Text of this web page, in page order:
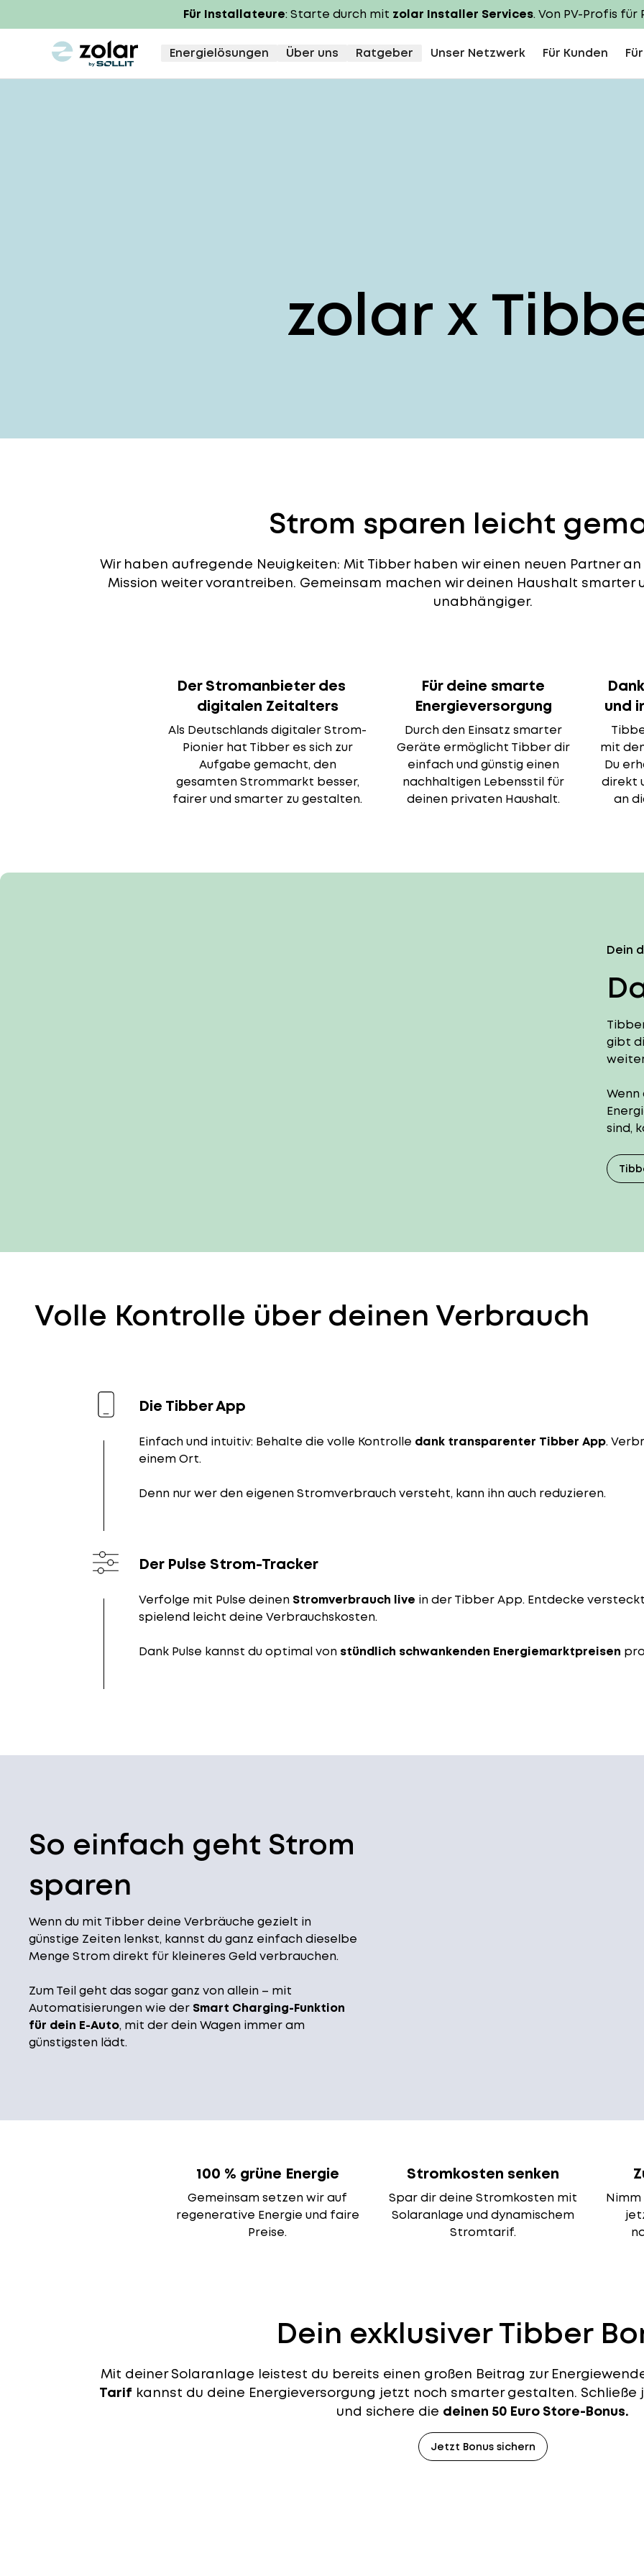
Für Installateure: Starte durch mit zolar Installer Services. Von PV-Profis für
zolar logo Energielösungen Über uns Ratgeber Unser Netzwerk Für Kunden
zolar x
Strom sparen leicht
Wir haben aufregende Neuigkeiten: Mit Tibber haben wir einen neuen Partner
Mission weiter vorantreiben. Gemeinsam machen wir deinen Haushalt smarter
unabhängiger.
Der Stromanbieter des
digitalen Zeitalters
Als Deutschlands digitaler Strom-
Pionier hat Tibber es sich zur
Aufgabe gemacht, den
gesamten Strommarkt besser,
fairer und smarter zu gestalten.
Für deine smarte
Energieversorgung
Durch den Einsatz smarter
Geräte ermöglicht Tibber dir
einfach und günstig einen
nachhaltigen Lebensstil für
deinen privaten Haushalt.
und
mit
Du
direkt
an
Dein
gibt
sind,
Volle Kontrolle über deinen Verbrauch
Die Tibber App
Einfach und intuitiv: Behalte die volle Kontrolle dank transparenter Tibber App.
einem Ort.
Denn nur wer den eigenen Stromverbrauch versteht, kann ihn auch reduzieren.
Der Pulse Strom-Tracker
Verfolge mit Pulse deinen Stromverbrauch live in der Tibber App. Entdecke
spielend leicht deine Verbrauchskosten.
Dank Pulse kannst du optimal von stündlich schwankenden Energiemarktpreisen
So einfach geht Strom
sparen
Wenn du mit Tibber deine Verbräuche gezielt in
günstige Zeiten lenkst, kannst du ganz einfach dieselbe
Menge Strom direkt für kleineres Geld verbrauchen.
Zum Teil geht das sogar ganz von allein – mit
Automatisierungen wie der Smart Charging-Funktion
für dein E-Auto, mit der dein Wagen immer am
günstigsten lädt.
100 % grüne Energie
Gemeinsam setzen wir auf
regenerative Energie und faire
Preise.
Stromkosten senken
Spar dir deine Stromkosten mit
Solaranlage und dynamischem
Stromtarif.
Dein exklusiver Tibber
Mit deiner Solaranlage leistest du bereits einen großen Beitrag zur
Tarif kannst du deine Energieversorgung jetzt noch smarter gestalten.
und sichere die deinen 50 Euro Store-Bonus.
Jetzt Bonus sichern